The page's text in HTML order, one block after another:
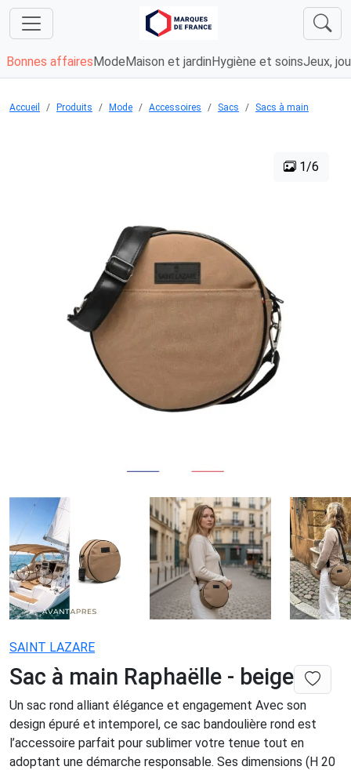
Bonnes affaires Mode Maison et jardin Hygiène et soinsJeux,
Accueil Produits Mode Accessoires Sacs Sacs à main
1/6
SAINT LAZARE
Sac à main Raphaëlle - beige
Un sac rond alliant élégance et engagement Avec son
design épuré et intemporel, ce sac bandoulière rond est
l’accessoire parfait pour sublimer votre tenue tout en
adoptant une démarche responsable. Ses dimensions (H 20